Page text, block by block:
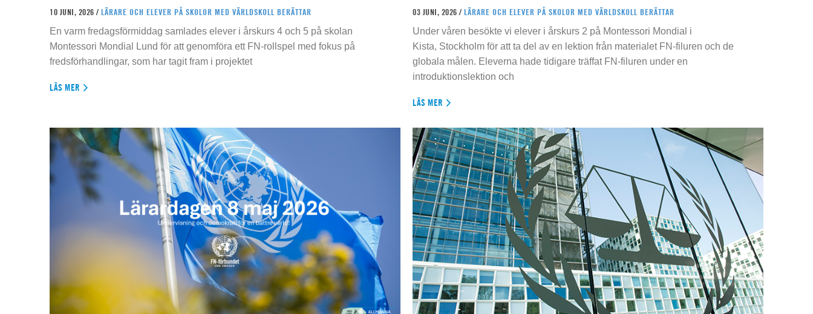
10 JUNI, 2026 / LÄRARE OCH ELEVER PÅ SKOLOR MED VÄRLDSKOLL BERÄTTAR
En varm fredagsförmiddag samlades elever i årskurs 4 och 5 på skolan
Montessori Mondial Lund för att genomföra ett FN-rollspel med fokus på
fredsförhandlingar, som har tagit fram i projektet
LÄS MER
03 JUNI, 2026 / LÄRARE OCH ELEVER PÅ SKOLOR MED VÄRLDSKOLL BERÄTTAR
Under våren besökte vi elever i årskurs 2 på Montessori Mondial i
Kista, Stockholm för att ta del av en lektion från materialet FN-filuren och de
globala målen. Eleverna hade tidigare träffat FN-filuren under en
introduktionslektion och
LÄS MER